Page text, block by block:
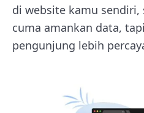
di website kamu sendiri,
cuma amankan data,
pengunjung lebih